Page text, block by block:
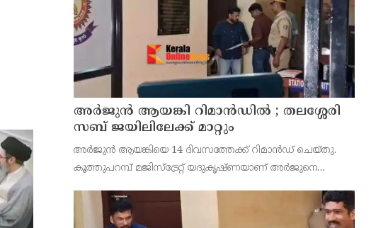
അര്‍ജുന്‍ ആയങ്കി റിമാന്‍ഡില്‍ ; തലശ്ശേരി
സബ് ജയിലിലേക്ക് മാറ്റും
അർജുൻ ആയങ്കിയെ 14 ദിവസത്തേക്ക് റിമാൻഡ് ചെയ്തു.
കൂത്തുപറമ്പ് മജിസ്ട്രേറ്റ് യദുകൃഷ്ണയാണ് അർജുനെ
ഭീഷണിപ്പെടുത്തിയെന്നാരോപിച്ച് ‌